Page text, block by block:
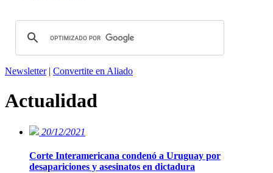
Newsletter| Convertite en Aliado
Actualidad
20/12/2021
Corte Interamericana condenó a Uruguay por
desapariciones y asesinatos en dictadura